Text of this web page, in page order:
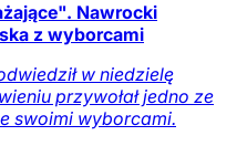
Nawrocki
z wyborcami
w niedzielę
przywołał jedno ze
swoimi wyborcami.